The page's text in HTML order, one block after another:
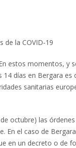
de la COVID-19
estos momentos, y
días en Bergara es
sanitarias
octubre) las
En el caso de
en un decreto o de